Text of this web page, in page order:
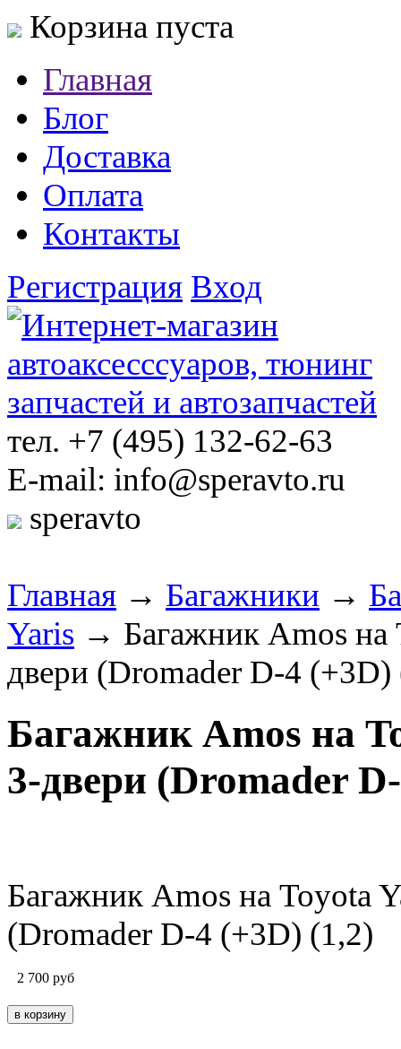
Корзина пуста
Главная
Блог
Доставка
Оплата
Контакты
Регистрация Вход
тел. +7 (495) 132-62-63
E-mail: info@speravto.ru
speravto
Главная → Багажники →
Yaris → Багажник Amos на
двери (Dromader D-4 (+3D)
Багажник Amos на
3-двери (Dromader
Багажник Amos на Toyota
(Dromader D-4 (+3D) (1,2)
2 700 руб